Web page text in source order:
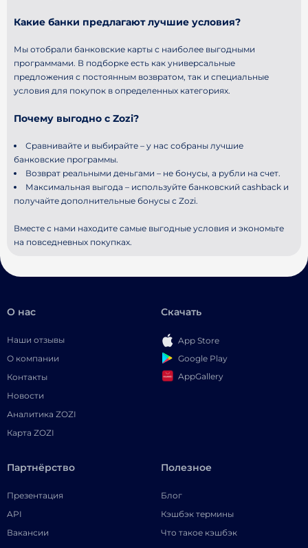
Какие банки предлагают лучшие условия?
Мы отобрали банковские карты с наиболее выгодными
программами. В подборке есть как универсальные
предложения с постоянным возвратом, так и специальные
условия для покупок в определенных категориях.
Почему выгодно с Zozi?
Сравнивайте и выбирайте – у нас собраны лучшие
банковские программы.
Возврат реальными деньгами – не бонусы, а рубли на счет.
Максимальная выгода – используйте банковский cashback и
получайте дополнительные бонусы с Zozi.
Вместе с нами находите самые выгодные условия и экономьте
на повседневных покупках.
О нас
Наши отзывы
О компании
Контакты
Новости
Аналитика ZOZI
Карта ZOZI
Скачать
App Store
Google Play
AppGallery
Партнёрство
Презентация
API
Вакансии
Полезное
Блог
Кэшбэк термины
Что такое кэшбэк